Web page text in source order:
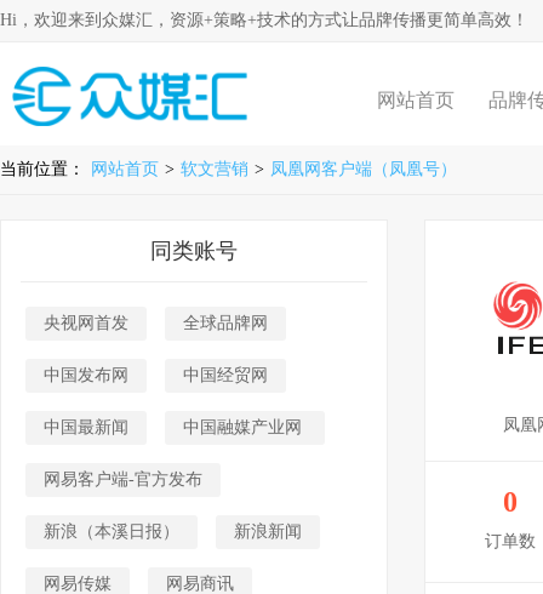
Hi，欢迎来到众媒汇，资源+策略+技术的方式让品牌传播更简单高效！
网站首页 品牌
当前位置： 网站首页 > 软文营销 > 凤凰网客户端（凤凰号）
同类账号
央视网首发 全球品牌网
中国发布网 中国经贸网
中国最新闻 中国融媒产业网
网易客户端-官方发布
新浪（本溪日报） 新浪新闻
网易传媒 网易商讯
凤凰
0
订单数